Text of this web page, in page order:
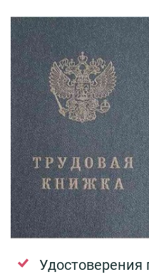
Удостоверения